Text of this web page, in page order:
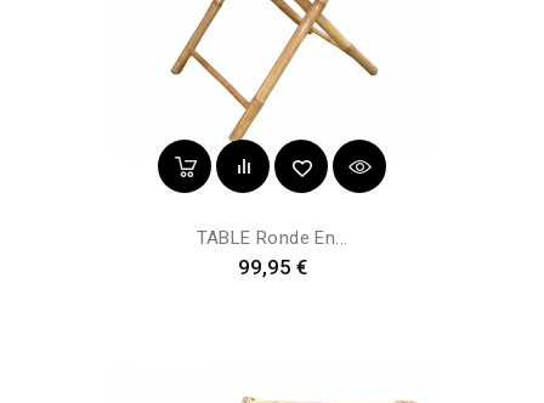
TABLE Ronde En...
Prix
99,95 €